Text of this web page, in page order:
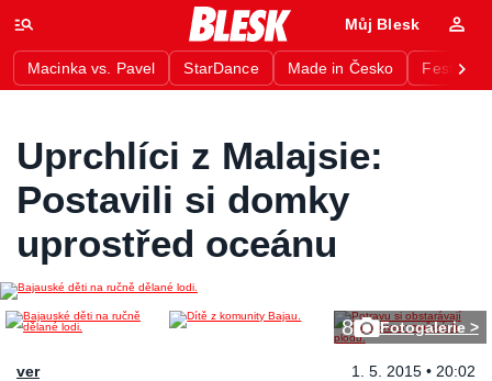
Macinka vs. Pavel StarDance Made in Česko Festival
Můj Blesk
Uprchlíci z Malajsie:
Postavili si domky
uprostřed oceánu
8 Fotogalerie >
ver 1. 5. 2015 • 20:02